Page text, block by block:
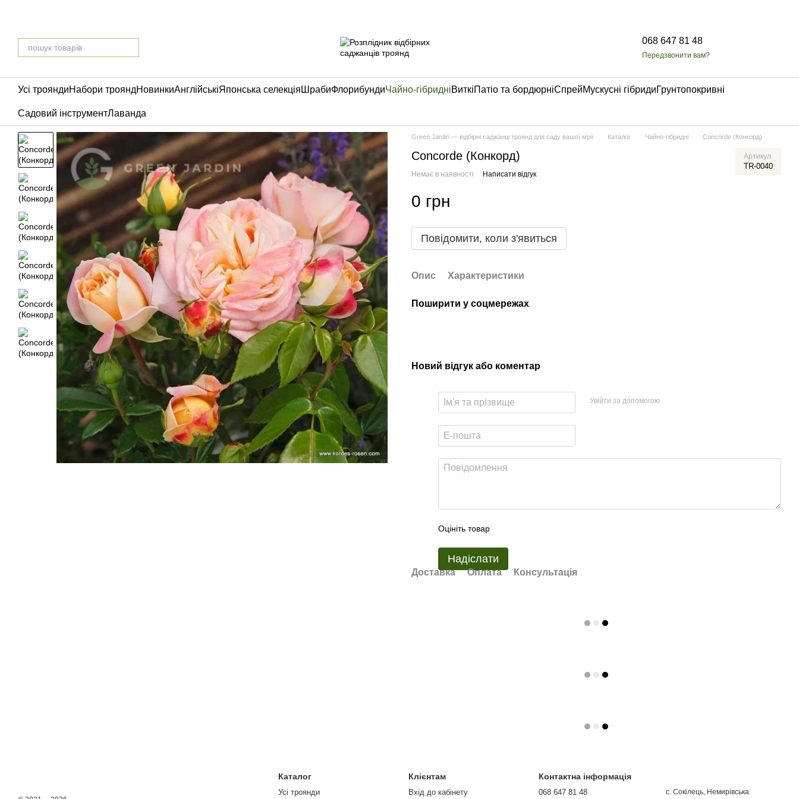
068 647 81 48
Передзвонити вам?
Усі трояндиНабори трояндНовинкиАнглійськіЯпонська селекція ШрабиФлорибундиЧайно-гібридніВиткіПатіо та бордюрніСпрейМускусні гібридиГрунтопокривні
Садовий інструментЛаванда
Green Jardin — відбірні саджанці троянд для саду вашої мрії Каталог Чайно-гібридні Concorde (Конкорд)
Concorde (Конкорд) Артикул
TR-0040
Немає в наявності Написати відгук
0 грн
Повідомити, коли з'явиться
Опис Характеристики
Поширити у соцмережах
Новий відгук або коментар
Увійти за допомогою
Оцініть товар
Надіслати
Доставка Оплата Консультація
Каталог
Усі троянди
Клієнтам
Вхід до кабінету
Контактна інформація
068 647 81 48
с. Сокілець, Немирівська